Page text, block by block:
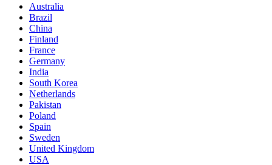
Australia
Brazil
China
Finland
France
Germany
India
South Korea
Netherlands
Pakistan
Poland
Spain
Sweden
United Kingdom
USA